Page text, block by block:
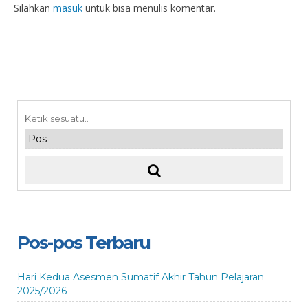
Silahkan masuk untuk bisa menulis komentar.
Pos-pos Terbaru
Hari Kedua Asesmen Sumatif Akhir Tahun Pelajaran
2025/2026